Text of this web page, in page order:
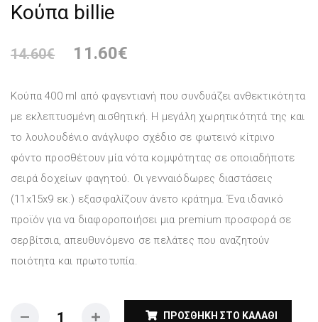
Κούπα billie
14.60€ 11.60€
Κούπα 400 ml από φαγεντιανή που συνδυάζει ανθεκτικότητα
με εκλεπτυσμένη αισθητική. Η μεγάλη χωρητικότητά της και
το λουλουδένιο ανάγλυφο σχέδιο σε φωτεινό κίτρινο
φόντο προσθέτουν μία νότα κομψότητας σε οποιαδήποτε
σειρά δοχείων φαγητού. Οι γενναιόδωρες διαστάσεις
(11x15x9 εκ.) εξασφαλίζουν άνετο κράτημα. Ένα ιδανικό
προϊόν για να διαφοροποιήσει μια premium προσφορά σε
σερβίτσια, απευθυνόμενο σε πελάτες που αναζητούν
ποιότητα και πρωτοτυπία.
ΠΡΟΣΘΉΚΗ ΣΤΟ ΚΑΛΆΘΙ